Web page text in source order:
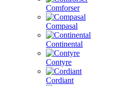
Comforser
Compasal
Continental
Contyre
Cordiant